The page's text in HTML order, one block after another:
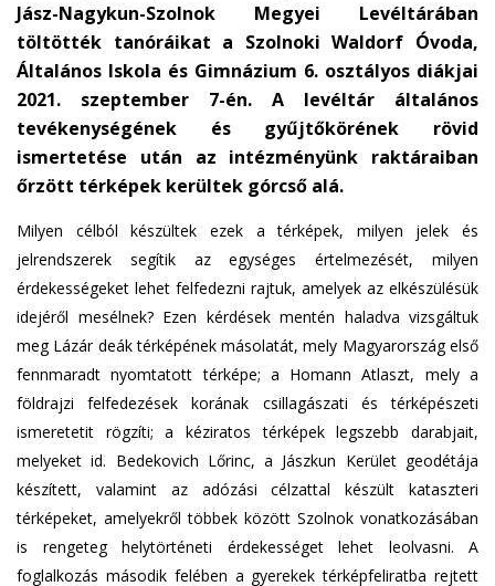
Jász-Nagykun-Szolnok Megyei Levéltárában
töltötték tanóráikat a Szolnoki Waldorf Óvoda,
Általános Iskola és Gimnázium 6. osztályos diákjai
2021. szeptember 7-én. A levéltár általános
tevékenységének és gyűjtőkörének rövid
ismertetése után az intézményünk raktáraiban
őrzött térképek kerültek górcső alá.
Milyen célból készültek ezek a térképek, milyen jelek és
jelrendszerek segítik az egységes értelmezését, milyen
érdekességeket lehet felfedezni rajtuk, amelyek az elkészülésük
idejéről mesélnek? Ezen kérdések mentén haladva vizsgáltuk
meg Lázár deák térképének másolatát, mely Magyarország első
fennmaradt nyomtatott térképe; a Homann Atlaszt, mely a
földrajzi felfedezések korának csillagászati és térképészeti
ismeretetit rögzíti; a kéziratos térképek legszebb darabjait,
melyeket id. Bedekovich Lőrinc, a Jászkun Kerület geodétája
készített, valamint az adózási célzattal készült kataszteri
térképeket, amelyekről többek között Szolnok vonatkozásában
is rengeteg helytörténeti érdekességet lehet leolvasni. A
foglalkozás második felében a gyerekek térképfeliratba rejtett